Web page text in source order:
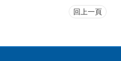
回上一頁